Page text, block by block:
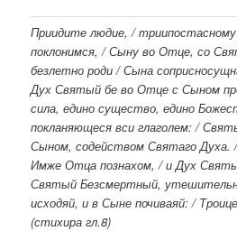
Приидите людие, /
поклонимся, / Сыну во Отце, со
безлетно роди / Сына
Дух Святый бе во Отце с Сыном
сила, едино существо, едино
покланяющеся вси глаголем: /
Сыном, содейством Святаго Духа.
Имже Отца познахом, / и Дух
Святый Безсмертный,
исходяй, и в Сыне почиваяй: /
(стихира гл.8)